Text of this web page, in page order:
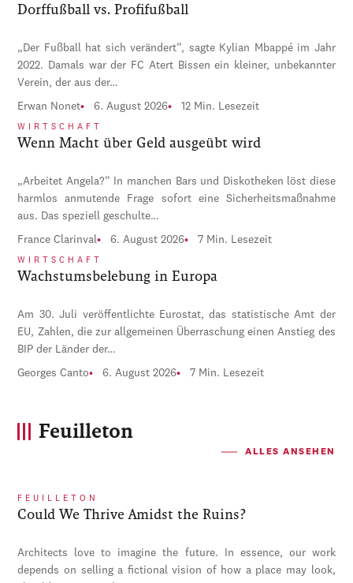
Dorffußball vs. Profifußball
„Der Fußball hat sich verändert“, sagte Kylian Mbappé im Jahr
2022. Damals war der FC Atert Bissen ein kleiner, unbekannter
Verein, der aus der…
Erwan Nonet 6. August 2026 12 Min. Lesezeit
WIRTSCHAFT
Wenn Macht über Geld ausgeübt wird
„Arbeitet Angela?“ In manchen Bars und Diskotheken löst diese
harmlos anmutende Frage sofort eine Sicherheitsmaßnahme
aus. Das speziell geschulte…
France Clarinval 6. August 2026 7 Min. Lesezeit
WIRTSCHAFT
Wachstumsbelebung in Europa
Am 30. Juli veröffentlichte Eurostat, das statistische Amt der
EU, Zahlen, die zur allgemeinen Überraschung einen Anstieg des
BIP der Länder der…
Georges Canto 6. August 2026 7 Min. Lesezeit
Feuilleton
ALLES ANSEHEN
FEUILLETON
Could We Thrive Amidst the Ruins?
Architects love to imagine the future. In essence, our work
depends on selling a fictional vision of how a place may look,